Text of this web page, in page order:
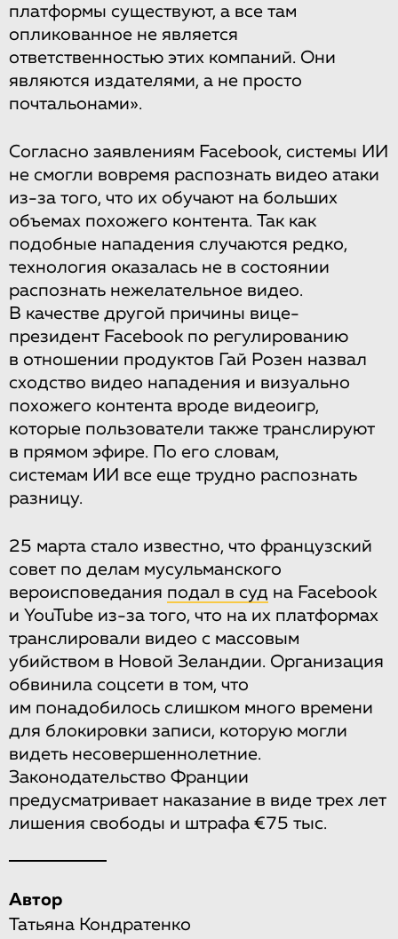
платформы существуют, а все там
опликованное не является
ответственностью этих компаний. Они
являются издателями, а не просто
почтальонами».
Согласно заявлениям Facebook, системы ИИ
не смогли вовремя распознать видео атаки
из-за того, что их обучают на больших
объемах похожего контента. Так как
подобные нападения случаются редко,
технология оказалась не в состоянии
распознать нежелательное видео.
В качестве другой причины вице-
президент Facebook по регулированию
в отношении продуктов Гай Розен назвал
сходство видео нападения и визуально
похожего контента вроде видеоигр,
которые пользователи также транслируют
в прямом эфире. По его словам,
системам ИИ все еще трудно распознать
разницу.
25 марта стало известно, что французский
совет по делам мусульманского
вероисповедания подал в суд на Facebook
и YouTube из-за того, что на их платформах
транслировали видео с массовым
убийством в Новой Зеландии. Организация
обвинила соцсети в том, что
им понадобилось слишком много времени
для блокировки записи, которую могли
видеть несовершеннолетние.
Законодательство Франции
предусматривает наказание в виде трех лет
лишения свободы и штрафа €75 тыс.
Автор
Татьяна Кондратенко